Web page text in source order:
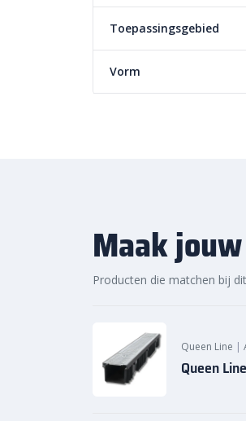
oplossing voor jouw
snelle levering bij
Toepassingsgebied
Vorm
Maak
Producten die matchen bij
Queen Line |
Queen